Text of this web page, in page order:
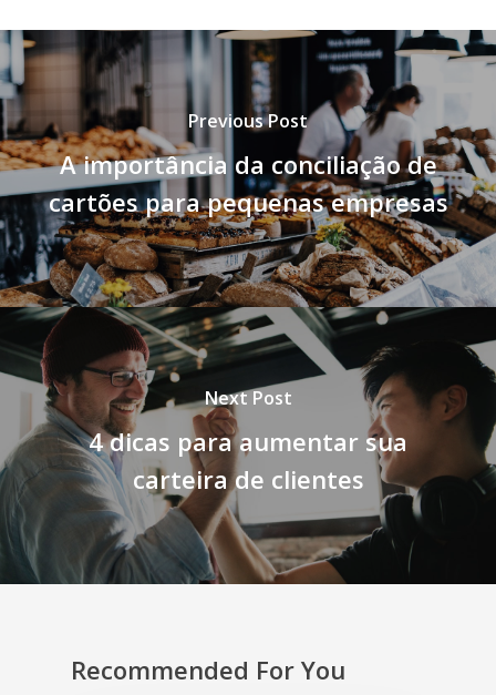
Previous Post
A importância da conciliação de
cartões para pequenas empresas
Next Post
4 dicas para aumentar sua
carteira de clientes
Recommended For You